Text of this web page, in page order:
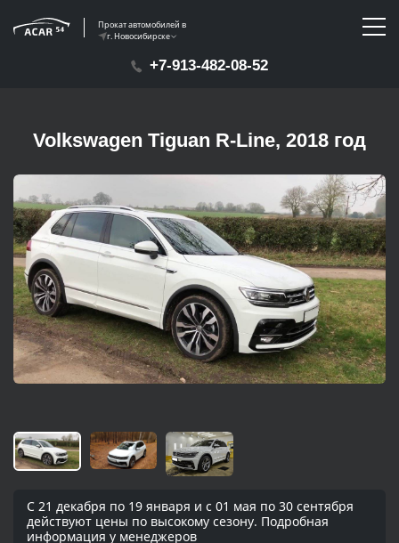
Прокат автомобилей в
г. Новосибирске
+7-913-482-08-52
Volkswagen Tiguan R-Line, 2018 год
С 21 декабря по 19 января и с 01 мая по 30 сентября
действуют цены по высокому сезону. Подробная
информация у менеджеров